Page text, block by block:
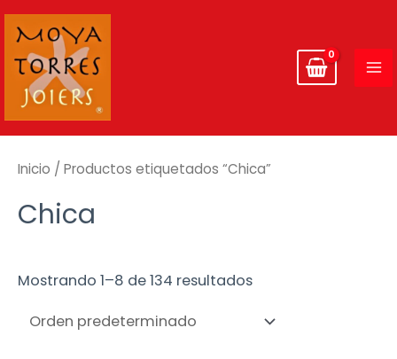
Ir
contenido
Inicio / Productos etiquetados “Chica”
Chica
Mostrando 1–8 de 134 resultados